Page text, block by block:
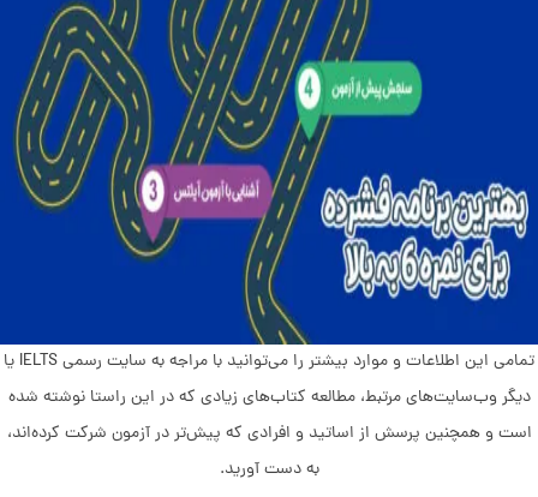
تمامی این اطلاعات و موارد بیشتر را می‌توانید با مراجه به سایت رسمی IELTS یا
دیگر وب‌سایت‌های مرتبط، مطالعه کتاب‌های زیادی که در این راستا نوشته شده
است و همچنین پرسش از اساتید و افرادی که پیش‌تر در آزمون شرکت کرده‌اند،
به دست آورید.